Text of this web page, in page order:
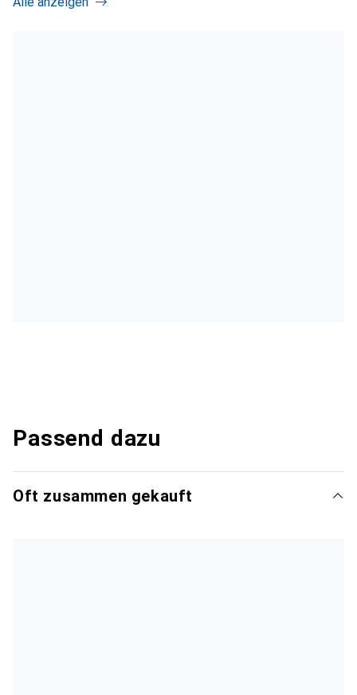
Passend dazu
Oft zusammen gekauft